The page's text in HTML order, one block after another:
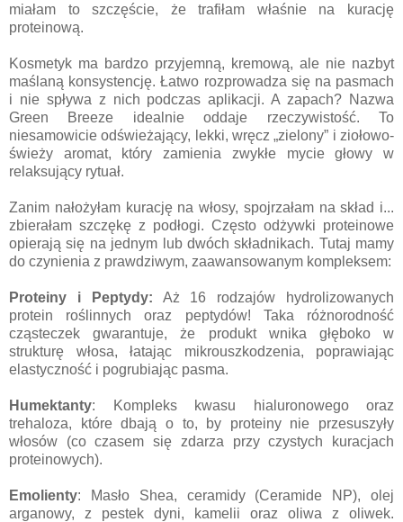
miałam to szczęście, że trafiłam właśnie na kurację
proteinową.
Kosmetyk ma bardzo przyjemną, kremową, ale nie nazbyt
maślaną konsystencję. Łatwo rozprowadza się na pasmach
i nie spływa z nich podczas aplikacji. A zapach? Nazwa
Green Breeze idealnie oddaje rzeczywistość. To
niesamowicie odświeżający, lekki, wręcz „zielony” i ziołowo-
świeży aromat, który zamienia zwykłe mycie głowy w
relaksujący rytuał.
Zanim nałożyłam kurację na włosy, spojrzałam na skład i...
zbierałam szczękę z podłogi. Często odżywki proteinowe
opierają się na jednym lub dwóch składnikach. Tutaj mamy
do czynienia z prawdziwym, zaawansowanym kompleksem:
Proteiny i Peptydy: Aż 16 rodzajów hydrolizowanych
protein roślinnych oraz peptydów! Taka różnorodność
cząsteczek gwarantuje, że produkt wnika głęboko w
strukturę włosa, łatając mikrouszkodzenia, poprawiając
elastyczność i pogrubiając pasma.
Humektanty: Kompleks kwasu hialuronowego oraz
trehaloza, które dbają o to, by proteiny nie przesuszyły
włosów (co czasem się zdarza przy czystych kuracjach
proteinowych).
Emolienty: Masło Shea, ceramidy (Ceramide NP), olej
arganowy, z pestek dyni, kamelii oraz oliwa z oliwek.